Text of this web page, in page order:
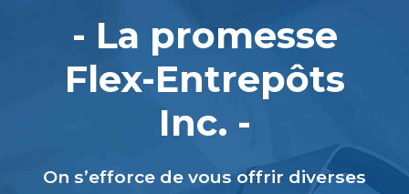
- La promesse
Flex-Entrepôts
Inc. -
On s’efforce de vous offrir diverses